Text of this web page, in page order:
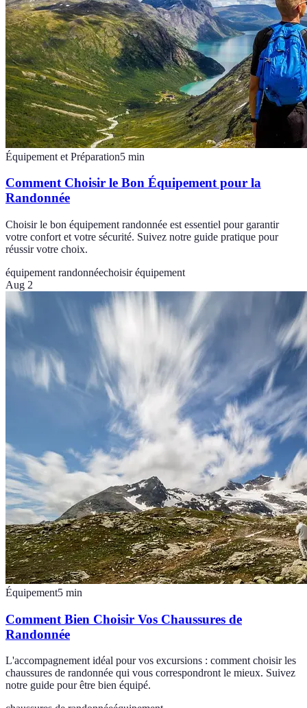
Équipement et Préparation5 min
Comment Choisir le Bon Équipement pour la
Randonnée
Choisir le bon équipement randonnée est essentiel pour garantir
votre confort et votre sécurité. Suivez notre guide pratique pour
réussir votre choix.
équipement randonnéechoisir équipement
Aug 2
Équipement5 min
Comment Bien Choisir Vos Chaussures de
Randonnée
L'accompagnement idéal pour vos excursions : comment choisir les
chaussures de randonnée qui vous correspondront le mieux. Suivez
notre guide pour être bien équipé.